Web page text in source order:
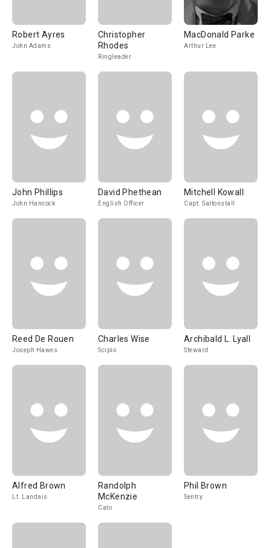
Robert Ayres
John Adams
Christopher
Rhodes
Ringleader
MacDonald Parke
Arthur Lee
John Phillips
John Hancock
David Phethean
English Officer
Mitchell Kowall
Capt. Saltonstall
Reed De Rouen
Joseph Hawes
Charles Wise
Scipio
Archibald L. Lyall
Steward
Alfred Brown
Lt. Landais
Randolph
McKenzie
Cato
Phil Brown
Sentry